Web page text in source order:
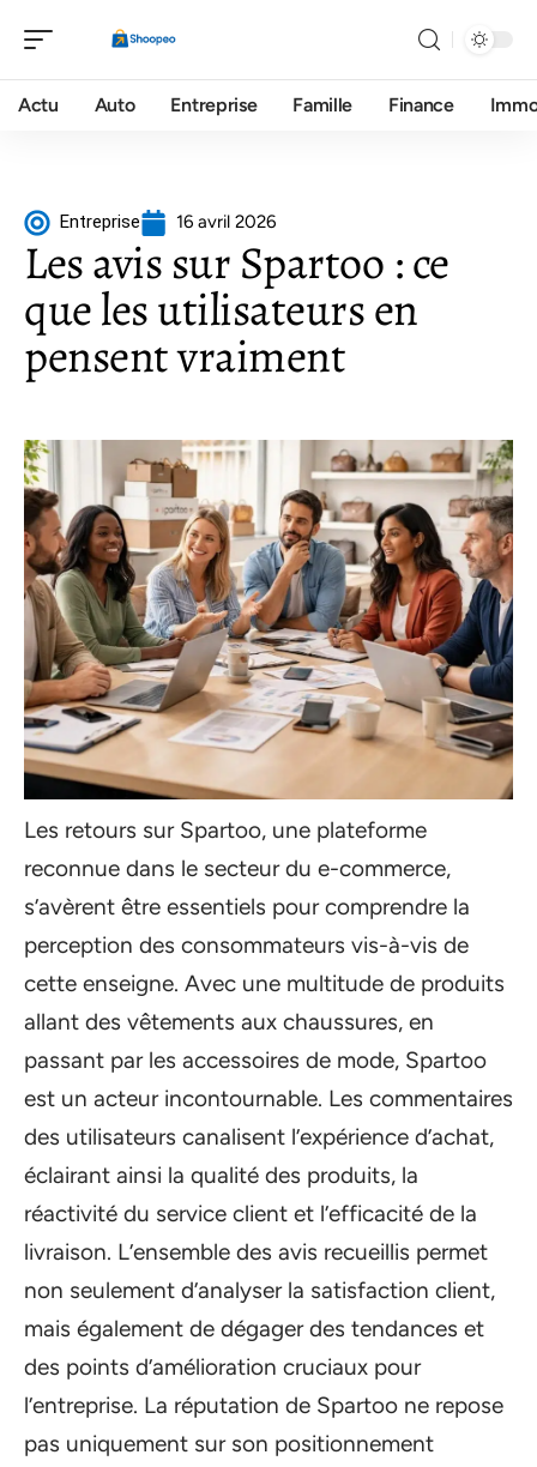
Actu Auto Entreprise Famille Finance
Entreprise 16 avril 2026
Les avis sur Spartoo : ce
que les utilisateurs en
pensent vraiment
Les retours sur Spartoo, une plateforme
reconnue dans le secteur du e-commerce,
s’avèrent être essentiels pour comprendre la
perception des consommateurs vis-à-vis de
cette enseigne. Avec une multitude de produits
allant des vêtements aux chaussures, en
passant par les accessoires de mode, Spartoo
est un acteur incontournable. Les commentaires
des utilisateurs canalisent l’expérience d’achat,
éclairant ainsi la qualité des produits, la
réactivité du service client et l’efficacité de la
livraison. L’ensemble des avis recueillis permet
non seulement d’analyser la satisfaction client,
mais également de dégager des tendances et
des points d’amélioration cruciaux pour
l’entreprise. La réputation de Spartoo ne repose
pas uniquement sur son positionnement